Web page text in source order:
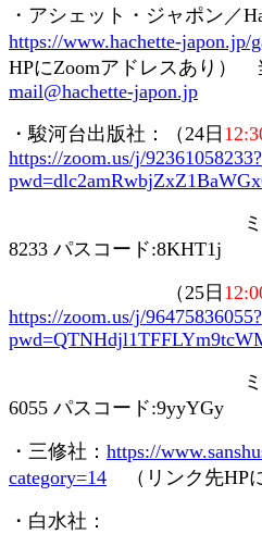
・アシェット・ジャポン／
https://www.hachette-japon.jp/
HPにZoomアドレスあり）
mail@hachette-japon.jp
・駿河台出版社：（24 日
https://zoom.us/j/92361058233?
8233 パスコード:8KHT1j
（25 日
https://zoom.us/j/96475836055?
6055 パスコード:9yyYGy
・三修社： https://
category=14 （リンク先HP
・白水社：